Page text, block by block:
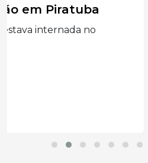
injúria racial após
durante
Ministério Público
ataques relacionados à